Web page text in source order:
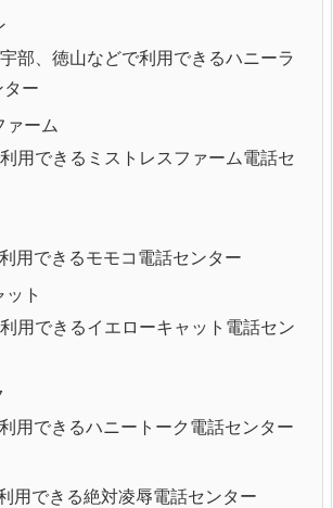
部、徳山などで利用できるハニーラ
ー
ァーム
用できるミストレスファーム電話セ
用できるモモコ電話センター
ト
用できるイエローキャット電話セン
用できるハニートーク電話センター
用できる絶対凌辱電話センター